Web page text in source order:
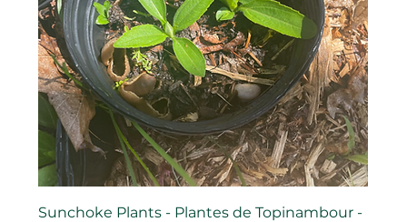
Sunchoke Plants - Plantes de Topinambour -